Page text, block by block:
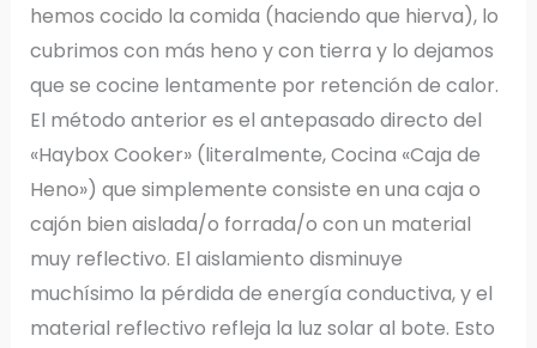
hemos cocido la comida (haciendo que hierva), lo
cubrimos con más heno y con tierra y lo dejamos
que se cocine lentamente por retención de calor.
El método anterior es el antepasado directo del
«Haybox Cooker» (literalmente, Cocina «Caja de
Heno») que simplemente consiste en una caja o
cajón bien aislada/o forrada/o con un material
muy reflectivo. El aislamiento disminuye
muchísimo la pérdida de energía conductiva, y el
material reflectivo refleja la luz solar al bote. Esto